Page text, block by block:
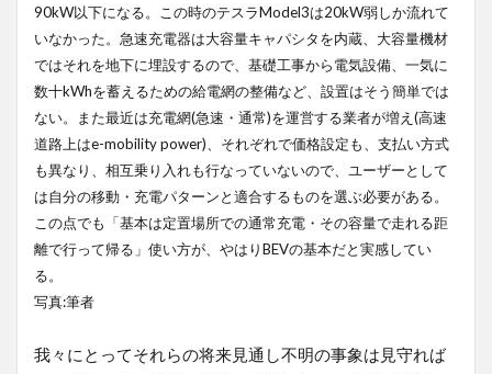
90kW以下になる。この時のテスラModel3は20kW弱しか流れて
いなかった。急速充電器は大容量キャパシタを内蔵、大容量機材
ではそれを地下に埋設するので、基礎工事から電気設備、一気に
数十kWhを蓄えるための給電網の整備など、設置はそう簡単では
ない。また最近は充電網(急速・通常)を運営する業者が増え(高速
道路上はe-mobility power)、それぞれで価格設定も、支払い方式
も異なり、相互乗り入れも行なっていないので、ユーザーとして
は自分の移動・充電パターンと適合するものを選ぶ必要がある。
この点でも「基本は定置場所での通常充電・その容量で走れる距
離で行って帰る」使い方が、やはりBEVの基本だと実感してい
る。
写真:筆者
我々にとってそれらの将来見通し不明の事象は見守れば